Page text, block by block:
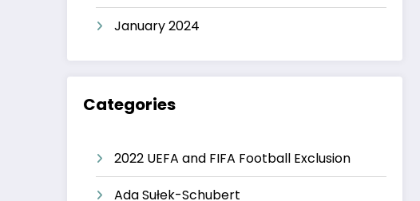
January 2024
Categories
2022 UEFA and FIFA Football Exclusion
Ada Sułek-Schubert